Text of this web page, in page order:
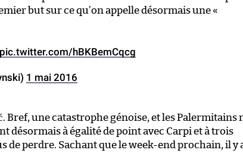
but sur ce qu’on appelle désormais une «
pic.twitter.com/hBKBemCqcg
1 mai 2016
Bref, une catastrophe génoise, et les Palermitains
désormais à égalité de point avec Carpi et à trois
de perdre. Sachant que le week-end prochain, il y